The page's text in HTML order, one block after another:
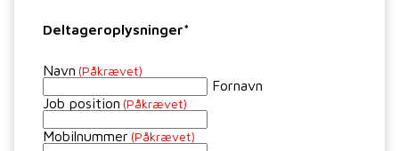
Deltageroplysninger*
Navn (Påkrævet)
Fornavn
Job position (Påkrævet)
Mobilnummer (Påkrævet)